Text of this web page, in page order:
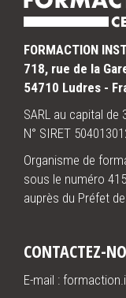
FORMACTION
718, rue de la
54710 Ludres -
SARL au capital de
N° SIRET
Organisme de
sous le numéro
auprès du Préfet
CONTACTEZ-
E-mail :